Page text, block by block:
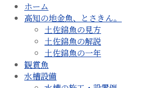
ホーム
高知の地金魚、とさきん。
土佐錦魚の見方
土佐錦魚の解説
土佐錦魚の一年
観賞魚
水槽設備